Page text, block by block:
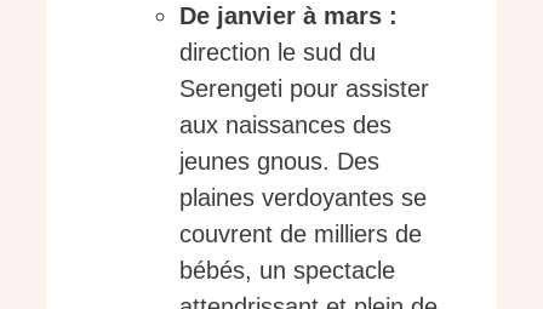
De janvier à mars :
direction le sud du
Serengeti pour assister
aux naissances des
jeunes gnous. Des
plaines verdoyantes se
couvrent de milliers de
bébés, un spectacle